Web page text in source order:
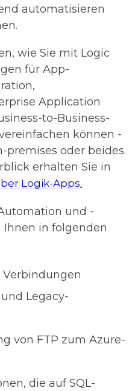
automatisieren
wie Sie mit Logic
für App-
Application
to-Business-
können -
premises oder beides.
erhalten Sie in
Logik-Apps.
und -
in folgenden
Legacy-
von FTP zum Azure-
die auf SQL-